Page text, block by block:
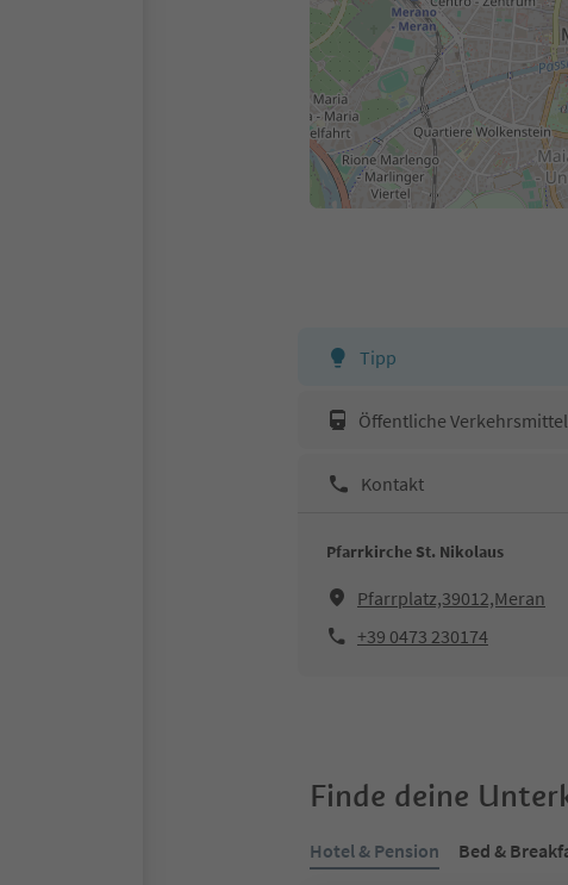
Tipp
Öffentliche Verkehrsmittel
Kontakt
Pfarrkirche St. Nikolaus
Pfarrplatz,39012,Meran
+39 0473 230174
Finde deine
Hotel & Pension Bed &